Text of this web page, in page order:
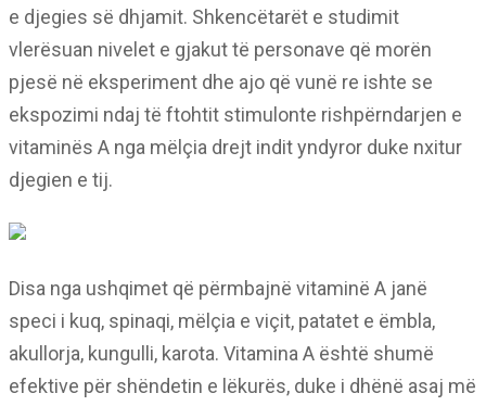
e djegies së dhjamit. Shkencëtarët e studimit
vlerësuan nivelet e gjakut të personave që morën
pjesë në eksperiment dhe ajo që vunë re ishte se
ekspozimi ndaj të ftohtit stimulonte rishpërndarjen e
vitaminës A nga mëlçia drejt indit yndyror duke nxitur
djegien e tij.
Disa nga ushqimet që përmbajnë vitaminë A janë
speci i kuq, spinaqi, mëlçia e viçit, patatet e ëmbla,
akullorja, kungulli, karota. Vitamina A është shumë
efektive për shëndetin e lëkurës, duke i dhënë asaj më